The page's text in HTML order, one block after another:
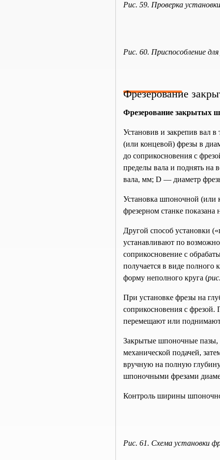
Рис. 59. Проверка
Рис. 60. Приспособление
Фрезерование
Фрезерование закрытых
Установив и закрепив вал
(или концевой) фрезы в
до соприкосновения с
пределы вала и поднять
вала, мм; D — диаметр
Установка шпоночной (или
фрезерном станке показана
Другой способ установки
устанавливают по
соприкосновение с
получается в виде полного
форму неполного круга (
При установке фрезы на
соприкосновения с фрезой.
перемещают или
Закрытые шпоночные пазы,
механической подачей,
вручную на полную
шпоночными фрезами
Контроль ширины
Рис. 61. Схема установки